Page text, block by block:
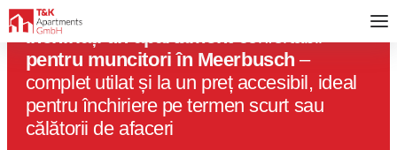
Închiriați un apartamentconfortabil
pentru muncitori în Meerbusch –
complet utilat și la un preț accesibil, ideal
pentru închiriere pe termen scurt sau
călătorii de afaceri